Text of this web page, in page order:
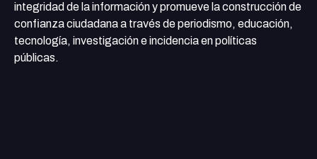
integridad de la información y promueve la construcción de
confianza ciudadana a través de periodismo, educación,
tecnología, investigación e incidencia en políticas
públicas.